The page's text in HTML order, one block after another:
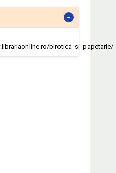
-